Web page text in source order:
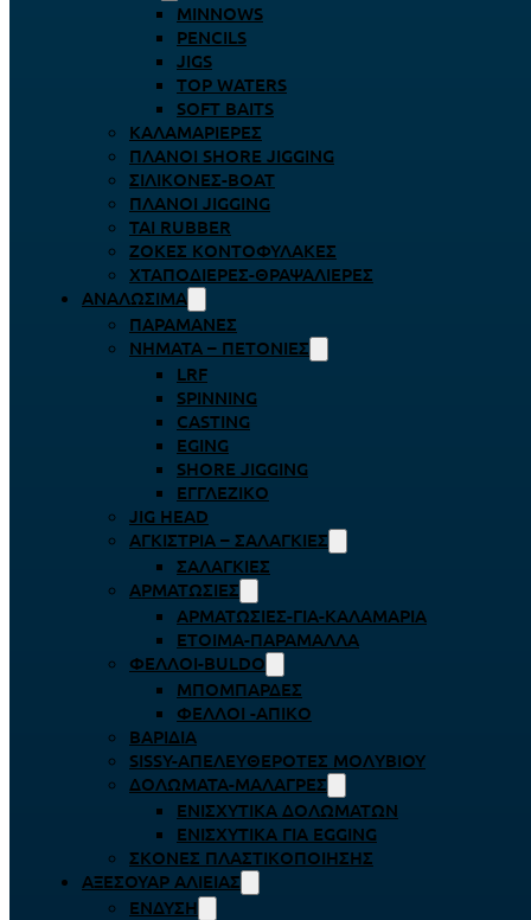
MINNOWS
PENCILS
JIGS
TOP WATERS
SOFT BAITS
ΚΑΛΑΜΑΡΙΈΡΕΣ
ΠΛΆΝΟΙ SHORE JIGGING
ΣΙΛΙΚΌΝΕΣ-BOAT
ΠΛΆΝΟΙ JIGGING
TAI RUBBER
ΖΌΚΕΣ ΚΟΝΤΟΦΎΛΑΚΕΣ
ΧΤΑΠΟΔΙΈΡΕΣ-ΘΡΑΨΑΛΙΈΡΕΣ
ΑΝΑΛΏΣΙΜΑ
ΠΑΡΑΜΆΝΕΣ
ΝΉΜΑΤΑ – ΠΕΤΟΝΙΈΣ
LRF
SPINNING
CASTING
EGING
SHORE JIGGING
ΕΓΓΛΈΖΙΚΟ
JIG HEAD
ΑΓΚΊΣΤΡΙΑ – ΣΑΛΑΓΚΙΈΣ
ΣΑΛΑΓΚΙΈΣ
ΑΡΜΑΤΩΣΙΈΣ
ΑΡΜΑΤΩΣΙΈΣ-ΓΙΑ-ΚΑΛΑΜΆΡΙΑ
ΈΤΟΙΜΑ-ΠΑΡΆΜΑΛΛΑ
ΦΕΛΛΟΊ-BULDO
ΜΠΟΜΠΆΡΔΕΣ
ΦΕΛΛΟΊ -ΑΠΊΚΟ
ΒΑΡΊΔΙΑ
SISSY-ΑΠΕΛΕΥΘΕΡΟΤΈΣ ΜΟΛΥΒΙΟΎ
ΔΟΛΏΜΑΤΑ-ΜΑΛΆΓΡΕΣ
ΕΝΙΣΧΥΤΙΚΆ ΔΟΛΩΜΆΤΩΝ
ΕΝΙΣΧΥΤΙΚΆ ΓΙΑ EGGING
ΣΚΌΝΕΣ ΠΛΑΣΤΙΚΟΠΟΊΗΣΗΣ
ΑΞΕΣΟΥΆΡ ΑΛΙΕΊΑΣ
ΈΝΔΥΣΗ